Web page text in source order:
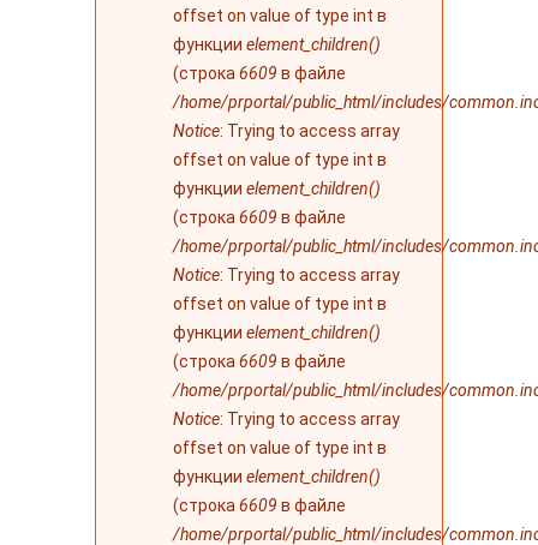
offset on value of type int в
функции element_children()
(строка 6609 в файле
/home/prportal/public_html/includes/
Notice: Trying to access array
offset on value of type int в
функции element_children()
(строка 6609 в файле
/home/prportal/public_html/includes/
Notice: Trying to access array
offset on value of type int в
функции element_children()
(строка 6609 в файле
/home/prportal/public_html/includes/
Notice: Trying to access array
offset on value of type int в
функции element_children()
(строка 6609 в файле
/home/prportal/public_html/includes/